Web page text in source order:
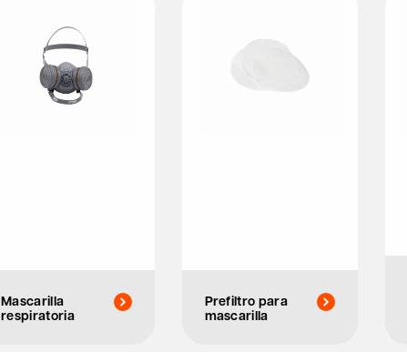
Mascarilla
respiratoria
Prefiltro para
mascarilla